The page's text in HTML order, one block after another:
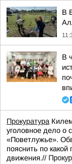
В
В
Прокуратура
уголовное дело о
«Поветлужье».
пояснить по
движения.//